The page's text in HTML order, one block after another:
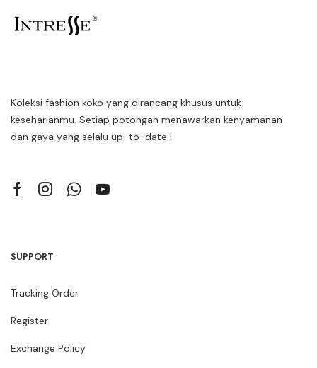
Koleksi fashion koko yang dirancang khusus untuk
keseharianmu. Setiap potongan menawarkan kenyamanan
dan gaya yang selalu up-to-date !
SUPPORT
Tracking Order
Register
Exchange Policy